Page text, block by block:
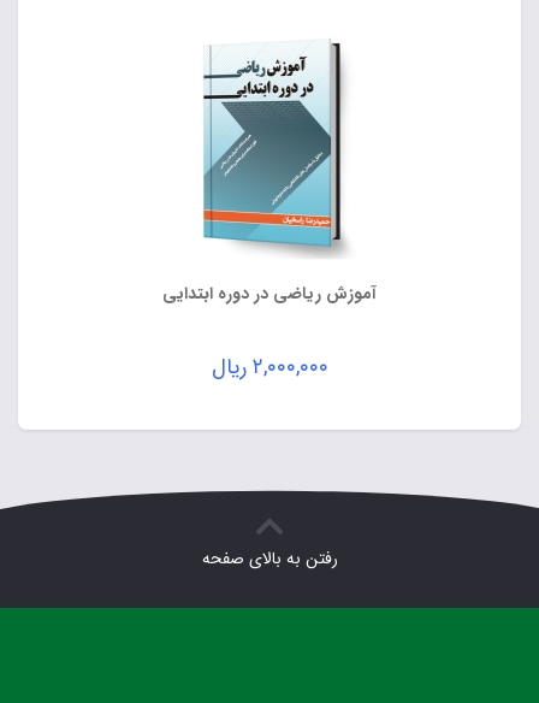
آموزش ریاضی در دوره ابتدایی
۲,۰۰۰,۰۰۰ریال
رفتن به بالای صفحه